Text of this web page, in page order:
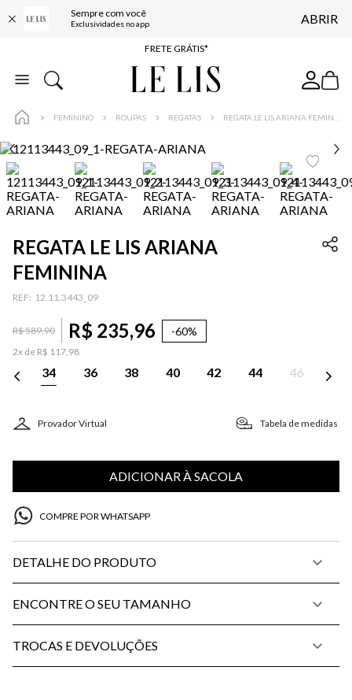
Sempre com você
Exclusividades no app ABRIR
FRETE GRÁTIS*
BAIXE O APP
10% OFF NA PRIMEIRA COMPRA*
FRETE GRÁTIS*
BAIXE O APP
10% OFF NA PRIMEIRA COMPRA*
FEMININO ROUPAS REGATAS
REGATA LE LIS ARIANA
FEMININA
: 12.11.3443_09
R$589,90 R$ 235,96 -60%
2x de R$ 117,98
34 36 38 40 42 44 46
Provador Virtual Tabela de medidas
ADICIONAR À SACOLA
COMPRE POR WHATSAPP
DETALHE DO PRODUTO
ENCONTRE O SEU TAMANHO
TROCAS E DEVOLUÇÕES